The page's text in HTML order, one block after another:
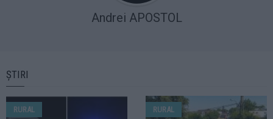
Andrei APOSTOL
ȘTIRI
RURAL RURAL